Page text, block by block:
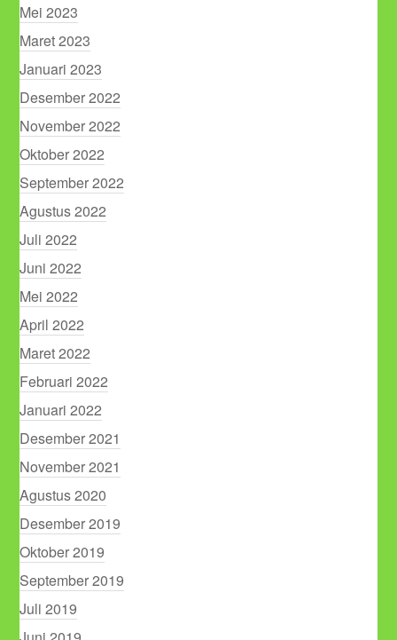
Mei 2023
Maret 2023
Januari 2023
Desember 2022
November 2022
Oktober 2022
September 2022
Agustus 2022
Juli 2022
Juni 2022
Mei 2022
April 2022
Maret 2022
Februari 2022
Januari 2022
Desember 2021
November 2021
Agustus 2020
Desember 2019
Oktober 2019
September 2019
Juli 2019